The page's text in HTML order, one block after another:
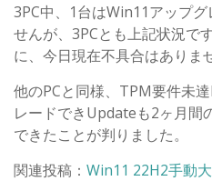
3PC中、1台はWin11アップ
せんが、3PCとも上記状況で
に、今日現在不具合はありま
他のPCと同様、TPM要件未
レードできUpdateも2ヶ月間
できたことが判りました。
関連投稿： Win11 22H2手動